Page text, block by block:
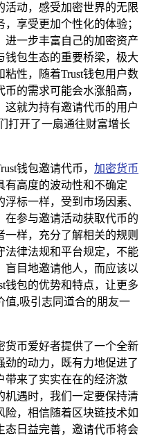
活动，感受加密世界的无限
享受更加个性化的体验；
进一步丰富自己的加密资产
钱包生态的重要桥梁，极大
性，随着Trust钱包用户数
的需求可能会水涨船高，
这就为持有邀请代币的用户
打开了一扇通往财富增长
钱包邀请代币， 加密货币
有高度的波动性和不确定
标一样，受到市场因素、
在参与邀请活动获取代币的
样，充分了解相关的规则
法律法规和平台规定，不能
盲目地邀请他人，而应该以
钱包的优势和特点，让更多
值,吸引志同道合的朋友一
货币爱好者提供了一个全新
劲的动力，既有力地促进了
带来了实实在在的经济激
机遇时，我们一定要保持清
险，相信随着区块链技术如
态日益完善，邀请代币将会